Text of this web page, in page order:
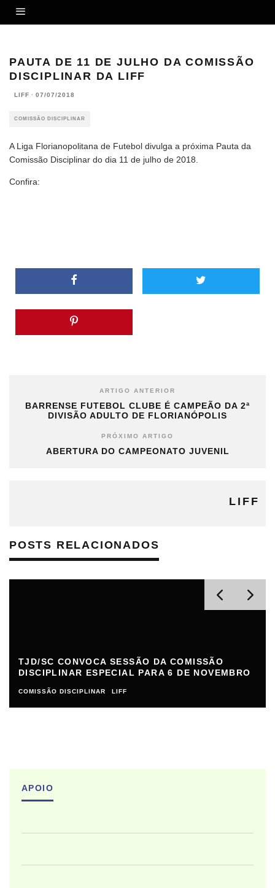
PAUTA DE 11 DE JULHO DA COMISSÃO
DISCIPLINAR DA LIFF
LIFF · 07/07/2018
COMISSÃO DISCIPLINAR
A Liga Florianopolitana de Futebol divulga a próxima Pauta da
Comissão Disciplinar do dia 11 de julho de 2018.
Confira:
ARTIGO ANTERIOR
BARRENSE FUTEBOL CLUBE É CAMPEÃO DA 2ª
DIVISÃO ADULTO DE FLORIANÓPOLIS
PRÓXIMO ARTIGO
ABERTURA DO CAMPEONATO JUVENIL
LIFF
POSTS RELACIONADOS
TJD/SC CONVOCA SESSÃO DA COMISSÃO
DISCIPLINAR ESPECIAL PARA 6 DE NOVEMBRO
COMISSÃO DISCIPLINAR LIFF
APOIO